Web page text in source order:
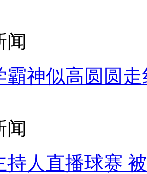
闻
霸神似高圆圆走
闻
持人直播球赛